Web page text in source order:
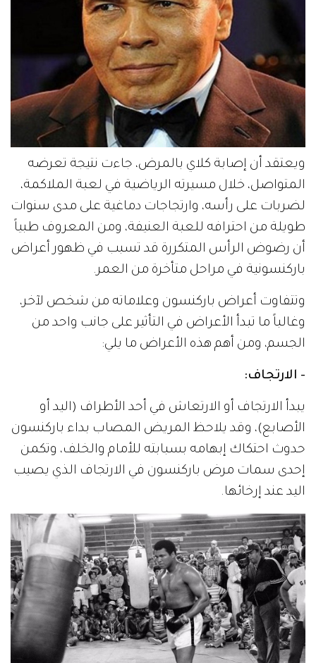
ويعتقد أن إصابة كلاي بالمرض، جاءت نتيجة تعرضه
المتواصل، خلال مسيرته الرياضية في لعبة الملاكمة،
لضربات على رأسه، وارتجاجات دماغية على مدى سنوات
طويلة من احترافه للعبة العنيفة، ومن المعروف طبياً
أن رضوض الرأس المتكررة قد تسبب في ظهور أعراض
باركنسونية في مراحل متأخرة من العمر.
وتتفاوت أعراض باركنسون وعلاماته من شخص لآخر،
وغالباً ما تبدأ الأعراض في التأثير على جانب واحد من
الجسم، ومن أهم هذه الأعراض ما يلي:
- الارتجاف:
يبدأ الارتجاف أو الارتعاش في أحد الأطراف (اليد أو
الأصابع)، وقد يلاحظ المريض المصاب بداء باركنسون
حدوث احتكاك إبهامه بسبابته للأمام والخلف، وتكمن
إحدى سمات مرض باركنسون في الارتجاف الذي يصيب
اليد عند إرخائها.